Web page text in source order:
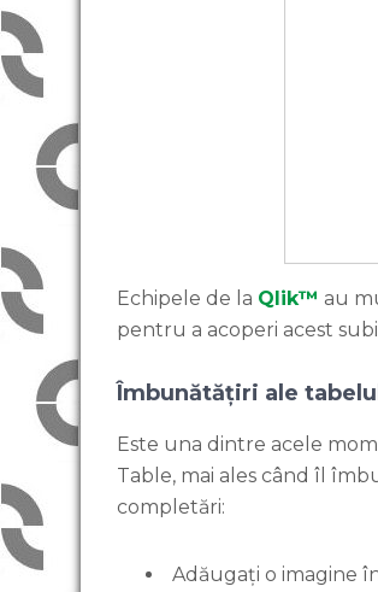
Echipele de la Qlik™ au
pentru a acoperi acest
Îmbunătățiri ale
Este una dintre acele
Table, mai ales când îl
completări:
Adăugați o imagine